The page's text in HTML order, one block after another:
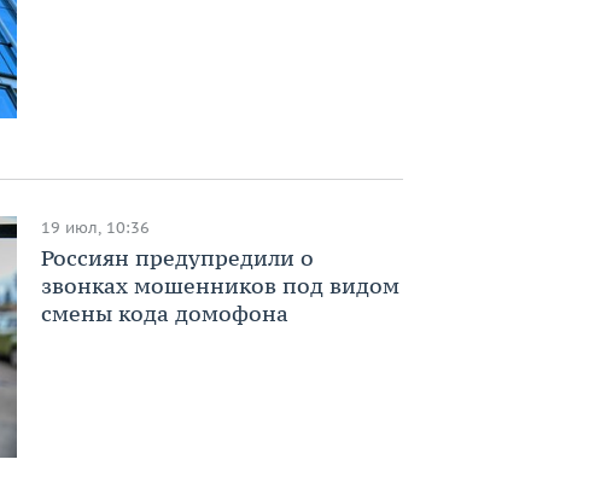
19 июл, 10:36
Россиян предупредили о
звонках мошенников под видом
смены кода домофона